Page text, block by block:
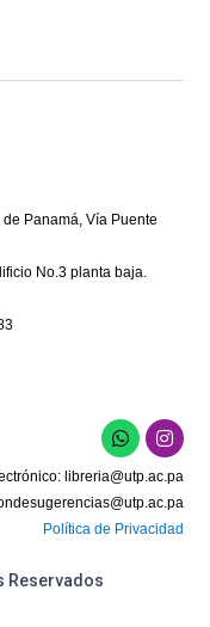
Panamá, Vía Puente
No.3 planta baja.
W
h
a
t
s
a
p
I
n
s
t
a
g
r
libreria@utp.ac.pa
Política de Privacidad
Reservados